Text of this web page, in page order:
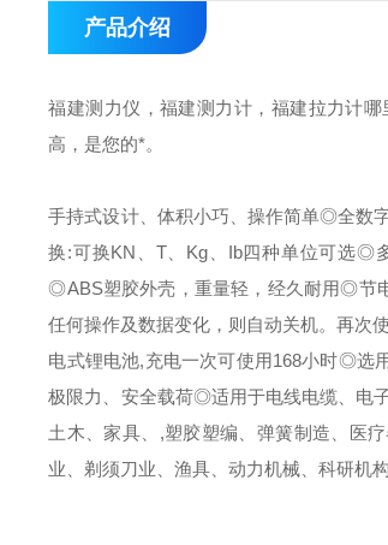
产品介绍
福建测力仪，福建测力计，福建拉力计
高，是您的*。
手持式设计、体积小巧、操作简单◎全数
换:可换KN、T、Kg、Ib四种单位可选◎
◎ABS塑胶外壳，重量轻，经久耐用◎节
任何操作及数据变化，则自动关机。再
电式锂电池,充电一次可使用168小时◎选
极限力、安全载荷◎适用于电线电缆、电
土木、家具、,塑胶塑编、弹簧制造、医
业、剃须刀业、渔具、动力机械、科研机